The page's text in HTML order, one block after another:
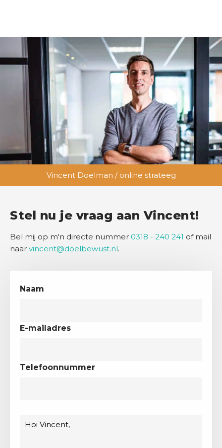
Vincent Doelman / online strateeg
Stel nu je vraag aan Vincent!
Bel mij op m'n directe nummer 0318 - 240 241 of mail
naar vincent@doelbewust.nl.
Naam
E-mailadres
Telefoonnummer